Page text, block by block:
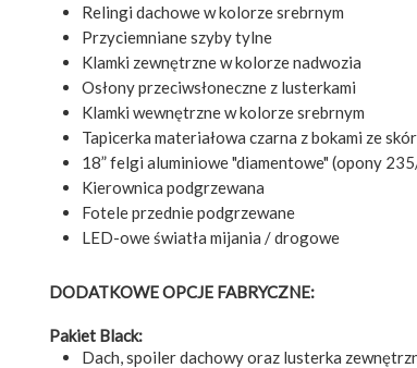
Relingi dachowe w kolorze srebrnym
Przyciemniane szyby tylne
Klamki zewnętrzne w kolorze nadwozia
Osłony przeciwsłoneczne z lusterkami
Klamki wewnętrzne w kolorze srebrnym
Tapicerka materiałowa czarna z bokami ze
18” felgi aluminiowe "diamentowe" (opony
Kierownica podgrzewana
Fotele przednie podgrzewane
LED-owe światła mijania / drogowe
DODATKOWE OPCJE FABRYCZNE:
Pakiet Black:
Dach, spoiler dachowy oraz lusterka